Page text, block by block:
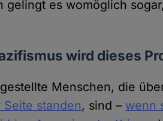
gelingt es womöglich
wird dieses
Menschen, die
standen, sind – wenn